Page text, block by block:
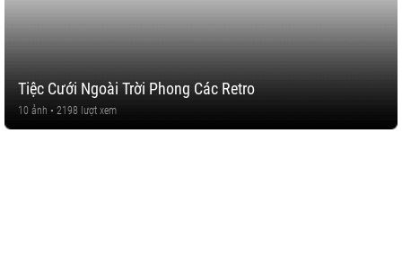
Tiệc Cưới Ngoài Trời Phong Các Retro
10 ảnh • 2198 lượt xem